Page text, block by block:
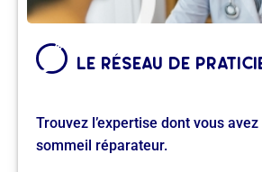
le réseau de
Trouvez l’expertise dont vous
sommeil réparateur.